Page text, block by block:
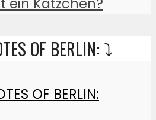
OF BERLIN: ⤵️